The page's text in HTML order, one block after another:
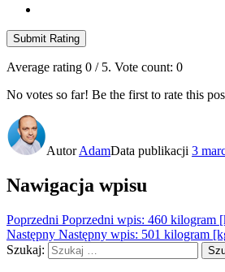
Submit Rating
Average rating 0 / 5. Vote count: 0
No votes so far! Be the first to rate this
AutorAdamData publikacji 3
Nawigacja wpisu
Poprzedni Poprzedni wpis: 460 kilogram
Następny Następny wpis: 501 kilogram
Szukaj: